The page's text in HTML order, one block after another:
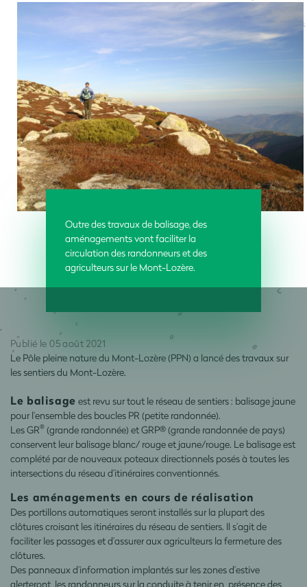
Outre des travaux de balisage, des
aménagements vont faciliter la
circulation des randonneurs et des
agriculteurs sur le Mont-Lozère.
Publié le 05 août 2021
Le Pôle pleine nature du Mont-Lozère (PPN) a lancé des travaux sur
les sentiers du Mont-Lozère.
Le balisage est revu sur tout le réseau de sentiers : balisage jaune
pour l’ensemble des boucles PR (petite randonnée).
Les GR® (grande randonnée) et GRP® (grande randonnée de pays)
conservent leur balisage blanc/ rouge et jaune/rouge. Le balisage est
complété par de nouveaux poteaux directionnels posés à toutes les
intersections du réseau d’itinéraires conventionnés.
Les aménagements en cours de réalisation
Des portillons automatiques seront installés sur la plupart des
clôtures croisant les itinéraires du réseau de sentiers. Il s’agit de
faciliter les passages et d’assurer aux agriculteurs la fermeture des
clôtures.
Des panneaux d’information implantés sur les zones d’estive
alerteront les randonneurs sur la conduite à tenir en présence des